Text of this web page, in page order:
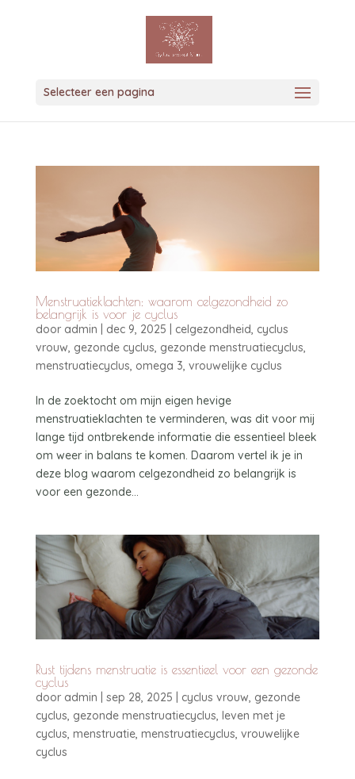
Selecteer een pagina
Menstruatieklachten: waarom celgezondheid zo
belangrijk is voor je cyclus
door admin dec 9, 2025 celgezondheid, cyclus
vrouw, gezonde cyclus, gezonde menstruatiecyclus,
menstruatiecyclus, omega 3, vrouwelijke cyclus
In de zoektocht om mijn eigen hevige
menstruatieklachten te verminderen, was dit voor mij
lange tijd ontbrekende informatie die essentieel bleek
om weer in balans te komen. Daarom vertel ik je in
deze blog waarom celgezondheid zo belangrijk is
voor een gezonde...
Rust tijdens menstruatie is essentieel voor een gezonde
cyclus
door admin sep 28, 2025 cyclus vrouw, gezonde
cyclus, gezonde menstruatiecyclus, leven met je
cyclus, menstruatie, menstruatiecyclus, vrouwelijke
cyclus